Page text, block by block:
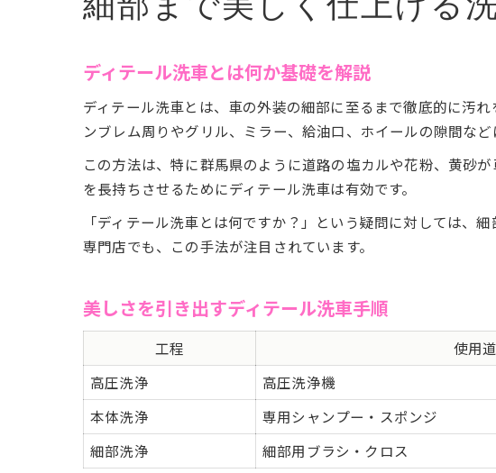
プロ
マイク
ディテール洗車とは何か基礎を解説
ディテール洗車とは、車の外装の細部に至るまで徹底的に汚
ンブレム周りやグリル、ミラー、給油口、ホイールの隙間な
この方法は、特に群馬県のように道路の塩カルや花粉、黄砂
を長持ちさせるためにディテール洗車は有効です。
「ディテール洗車とは何ですか？」という疑問に対しては、
専門店でも、この手法が注目されています。
美しさを引き出すディテール洗車手順
工程 使用
高圧洗浄
高圧洗浄機
本体洗浄
専用シャンプー・スポンジ
細部洗浄
細部用ブラシ・クロス